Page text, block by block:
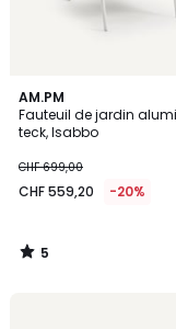
AM.PM
Fauteuil de jardin
teck, Isabbo
CHF 699,00
CHF 559,20 -20%
5
/
5
5
/